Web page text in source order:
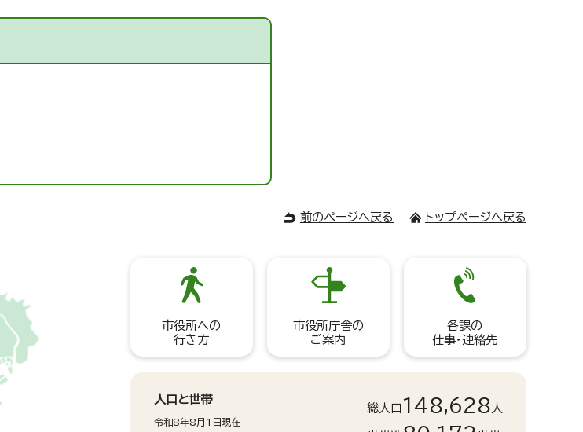
前のページへ戻る トップページへ戻る
市役所への
行き方
市役所庁舎の
ご案内
各課の
仕事・連絡先
人口と世帯
令和8年8月1日現在
総人口 148,628 人